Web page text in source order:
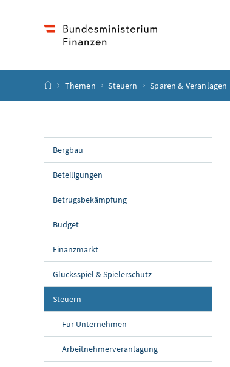
Startseite
Themen Steuern Sparen & Veranlagen
Bergbau
Beteiligungen
Betrugsbekämpfung
Budget
Finanzmarkt
Glücksspiel & Spielerschutz
Steuern
Für Unternehmen
Arbeitnehmerveranlagung